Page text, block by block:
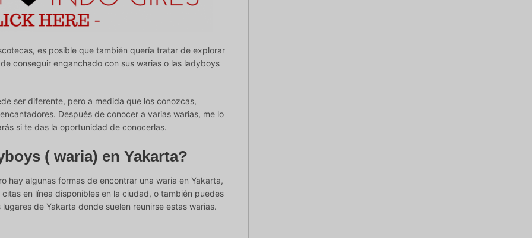
es posible que también quería tratar de explorar
conseguir enganchado con sus warias o las ladyboys
ser diferente, pero a medida que los conozcas,
Después de conocer a varias warias, me lo
si te das la oportunidad de conocerlas.
( waria) en Yakarta?
hay algunas formas de encontrar una waria en Yakarta,
en línea disponibles en la ciudad, o también puedes
de Yakarta donde suelen reunirse estas warias.